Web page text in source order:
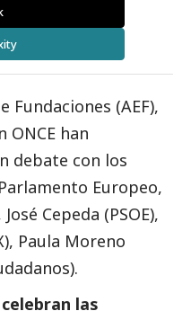
Fundaciones (AEF),
ONCE han
debate con los
Europeo,
Cepeda (PSOE),
Paula Moreno
las